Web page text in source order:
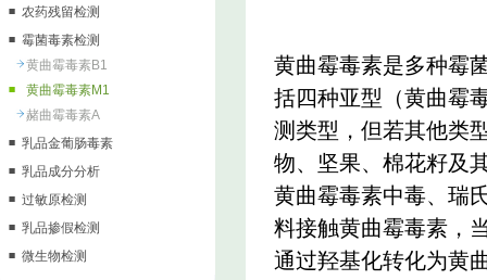
农药残留检测
霉菌毒素检测
黄曲霉毒素B1
黄曲霉毒素M1
赭曲霉毒素A
乳品金葡肠毒素
乳品成分分析
过敏原检测
乳品掺假检测
微生物检测
黄曲霉毒素是多种霉
括四种亚型（黄曲霉
测类型，但若其他类
物、坚果、棉花籽及
黄曲霉毒素中毒、瑞
料接触黄曲霉毒素，
通过羟基化转化为黄